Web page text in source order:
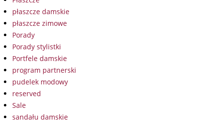
płaszcze damskie
płaszcze zimowe
Porady
Porady stylistki
Portfele damskie
program partnerski
pudelek modowy
reserved
Sale
sandału damskie